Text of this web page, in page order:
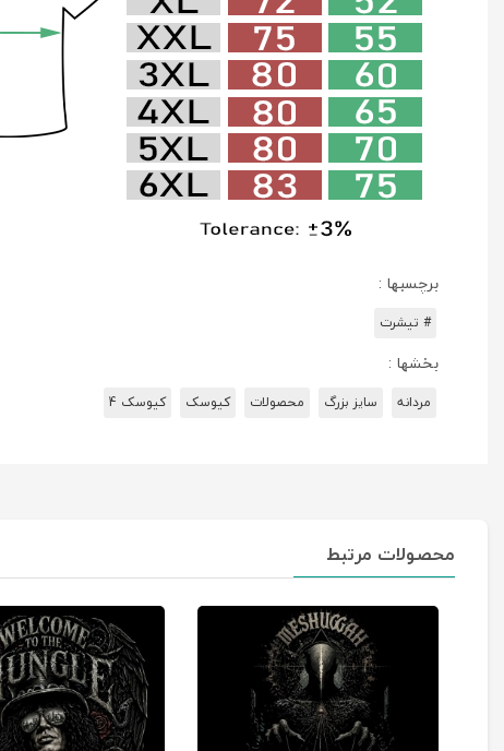
برچسبها :
# تیشرت
بخشها :
مردانه سایز بزرگ محصولات کیوسک کیوسک 4
محصولات مرتبط